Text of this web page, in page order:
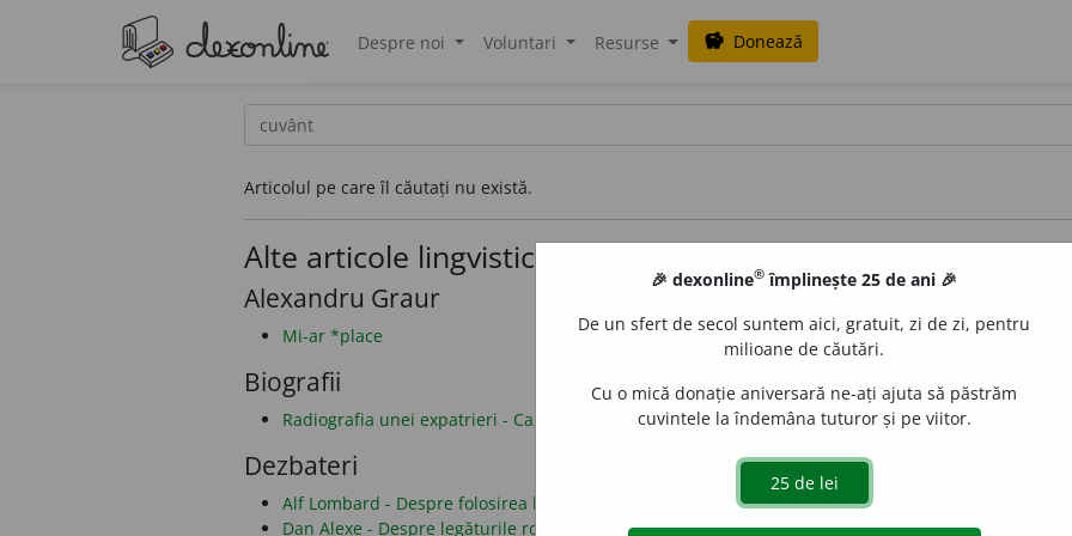
Despre noi Voluntari Resurse savings Donează
Articolul pe care îl căutați nu există.
Alte articole lingvistice
Alexandru Graur
Mi-ar *place
Biografii
Radiografia unei expatrieri - Cazul Lazăr Șăineanu
Dezbateri
Alf Lombard - Despre folosirea literelor î și â
Dan Alexe - Despre legăturile românei cu albaneza
🎉 dexonline® împlinește 25 de ani 🎉
De un sfert de secol suntem aici, gratuit, zi de zi, pentru
milioane de căutări.
Cu o mică donație aniversară ne-ați ajuta să păstrăm
cuvintele la îndemâna tuturor și pe viitor.